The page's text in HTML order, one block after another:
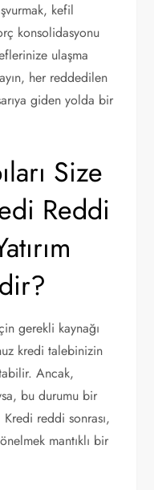
kefil
konsolidasyonu
ulaşma
her reddedilen
giden yolda bir
Size
Reddi
gerekli kaynağı
kredi talebinizin
Ancak,
bu durumu bir
reddi sonrası,
mantıklı bir